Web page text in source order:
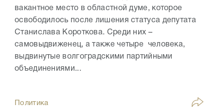
вакантное место в областной думе, которое
освободилось после лишения статуса депутата
Станислава Короткова. Среди них –
самовыдвиженец, а также четыре человека,
выдвинутые волгоградскими партийными
объединениями...
Политика